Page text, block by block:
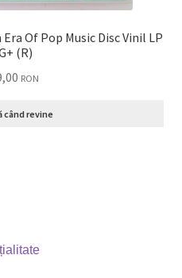
Music Disc Vinil LP
VG VG+ (R)
RON
când revine